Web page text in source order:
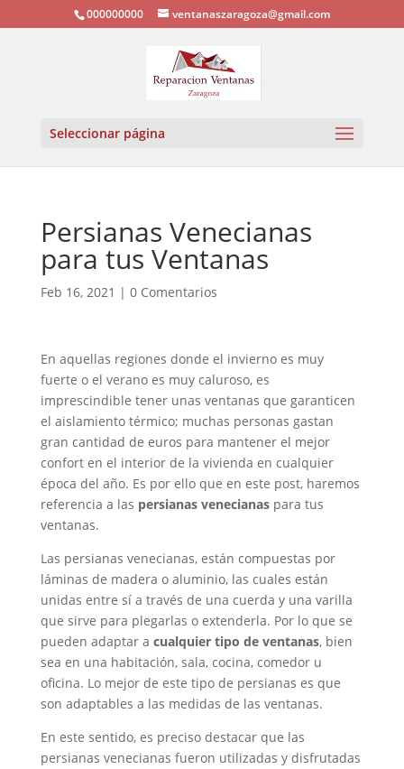
000000000 ventanaszaragoza@gmail.com
Seleccionar página
Persianas Venecianas
para tus Ventanas
Feb 16, 2021 | 0 Comentarios
En aquellas regiones donde el invierno es muy
fuerte o el verano es muy caluroso, es
imprescindible tener unas ventanas que garanticen
el aislamiento térmico; muchas personas gastan
gran cantidad de euros para mantener el mejor
confort en el interior de la vivienda en cualquier
época del año. Es por ello que en este post, haremos
referencia a las persianas venecianaspara tus
ventanas.
Las persianas venecianas, están compuestas por
láminas de madera o aluminio, las cuales están
unidas entre sí a través de una cuerda y una varilla
que sirve para plegarlas o extenderla. Por lo que se
pueden adaptar a cualquier tipo de ventanas, bien
sea en una habitación, sala, cocina, comedor u
oficina. Lo mejor de este tipo de persianas es que
son adaptables a las medidas de las ventanas.
En este sentido, es preciso destacar que las
persianas venecianas fueron utilizadas y disfrutadas